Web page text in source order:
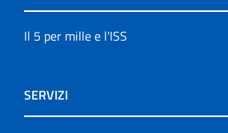
Il 5 per mille e l'ISS
SERVIZI